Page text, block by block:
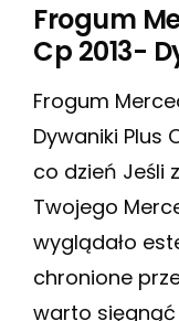
Frogum
Cp 2013-
Frogum
Dywaniki Plus
co dzień Jeśli
Twojego
wyglądało
chronione
warto